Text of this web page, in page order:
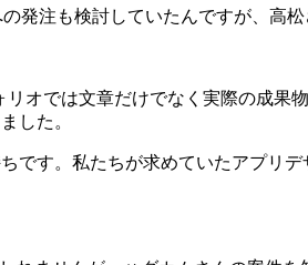
発注も検討していたんですが、高
リオでは文章だけでなく実際の成果
した。
す。私たちが求めていたアプリ